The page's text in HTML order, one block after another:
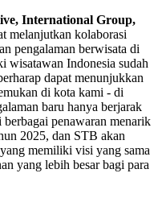
International Group,
melanjutkan kolaborasi
pengalaman berwisata di
wisatawan Indonesia sudah
dapat menunjukkan
di kota kami - di
baru hanya berjarak
penawaran menarik
2025, dan STB akan
memiliki visi yang sama
yang lebih besar bagi para